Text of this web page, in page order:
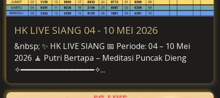
HK LIVE SIANG 04 - 10 MEI 2026
&nbsp; ✨ HK LIVE SIANG 📅 Periode: 04 – 10 Mei
2026 🧘 Putri Bertapa – Meditasi Puncak Dieng
✧━━━━━━━━━━━━━━━✧...